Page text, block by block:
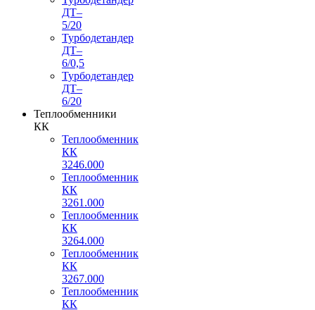
ДТ–
5/20
Турбодетандер
ДТ–
6/0,5
Турбодетандер
ДТ–
6/20
Теплообменники
КК
Теплообменник
КК
3246.000
Теплообменник
КК
3261.000
Теплообменник
КК
3264.000
Теплообменник
КК
3267.000
Теплообменник
КК